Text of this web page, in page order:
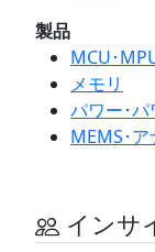
製品
MCU･
メモリ
パワー･パ
MEMS･
インサ